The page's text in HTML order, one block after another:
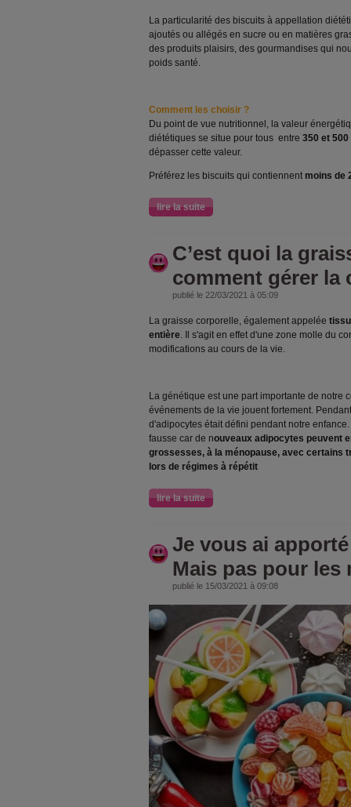
La particularité des biscuits à appellation
ajoutés ou allégés en sucre ou en matières
des produits plaisirs, des gourmandises qui
poids santé.
Comment les choisir ?
Du point de vue nutritionnel, la valeur
diététiques se situe pour tous entre 350 et
dépasser cette valeur.
Préférez les biscuits qui contiennent moins de
lire la suite
C’est quoi la
comment gérer la
publié le 22/03/2021 à 05:09
La graisse corporelle, également appelée
entière. Il s'agit en effet d'une zone molle du
modifications au cours de la vie.
La génétique est une part importante de notre
événements de la vie jouent fortement.
d'adipocytes était défini pendant notre
fausse car de nouveaux adipocytes peuvent
grossesses, à la ménopause, avec certains
lors de régimes à répétit
lire la suite
Je vous ai
Mais pas pour les
publié le 15/03/2021 à 09:08